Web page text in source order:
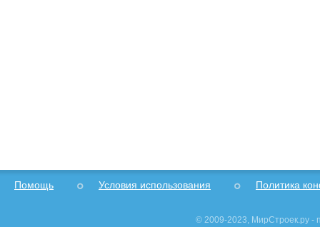
Помощь Условия использования Политика
© 2009-2023, МирСтроек.ру -